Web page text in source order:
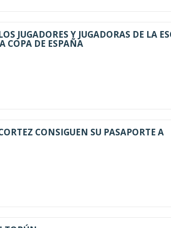
JUGADORES Y JUGADORAS DE LA
COPA DE ESPAÑA
CONSIGUEN SU PASAPORTE A